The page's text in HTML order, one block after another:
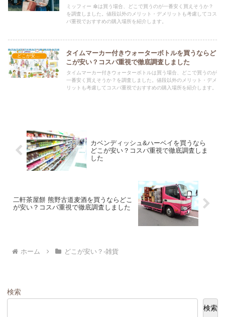
ミッフィー 傘は買う場合、どこで買うのが一番安く買えそうか？
を調査しました。値段以外のメリット・デメリットも考慮してコス
パ重視でおすすめの購入場所を紹介します。
タイムマーカー付きウォーターボトルを買うならど
こが安い？コスパ重視で徹底調査しました
タイムマーカー付きウォーターボトルは買う場合、どこで買うのが
一番安く買えそうか？を調査しました。値段以外のメリット・デメ
リットも考慮してコスパ重視でおすすめの購入場所を紹介します。
カベンディッシュ&ハーベイを買うなら
どこが安い？コスパ重視で徹底調査しま
した
二軒茶屋餅 熊野古道麦酒を買うならどこ
が安い？コスパ重視で徹底調査しました
ホーム どこが安い？-雑貨
検索
検索